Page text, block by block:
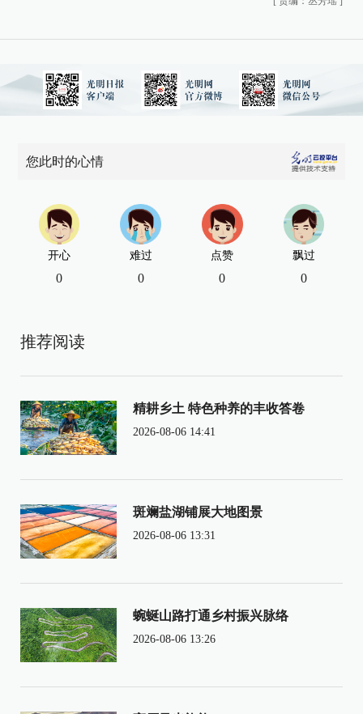
您此时的心情
开心
0
难过
0
点赞
0
飘过
0
推荐阅读
精耕乡土 特色种养的丰收答卷
2026-08-06 14:41
斑斓盐湖铺展大地图景
2026-08-06 13:31
蜿蜒山路打通乡村振兴脉络
2026-08-06 13:26